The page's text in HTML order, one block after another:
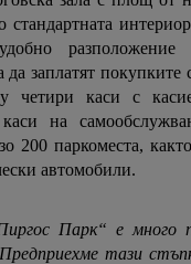
разположение
заплатят покупките
четири каси с
на
200 паркоместа,
автомобили.
Парк“ е много
тази